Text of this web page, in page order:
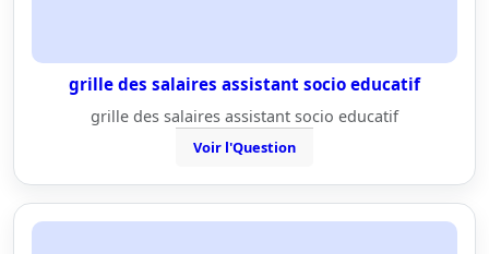
grille des salaires assistant socio educatif
grille des salaires assistant socio educatif
Voir l'Question